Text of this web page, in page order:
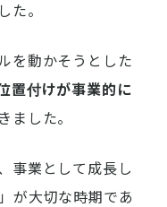
た。
を動かそうとした
置付けが事業的に
ました。
事業として成長し
が大切な時期であ